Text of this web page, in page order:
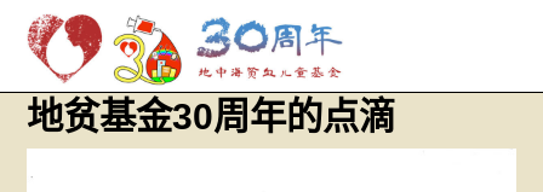
Skip地贫基金30周年的点滴